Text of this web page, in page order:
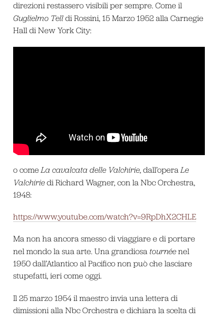
direzioni restassero visibili per sempre. Come il
Guglielmo Telldi Rossini, 15 Marzo 1952 alla Carnegie
Hall di New York City:
o come La cavalcata delle Valchirie, dall’opera Le
Valchiriedi Richard Wagner, con la Nbc Orchestra,
1948:
https://www.youtube.com/watch?v=9RpDhX2CHLE
Ma non ha ancora smesso di viaggiare e di portare
nel mondo la sua arte. Una grandiosa tournéenel
1950 dall’Atlantico al Pacifico non può che lasciare
stupefatti, ieri come oggi.
Il 25 marzo 1954 il maestro invia una lettera di
dimissioni alla Nbc Orchestra e dichiara la scelta di